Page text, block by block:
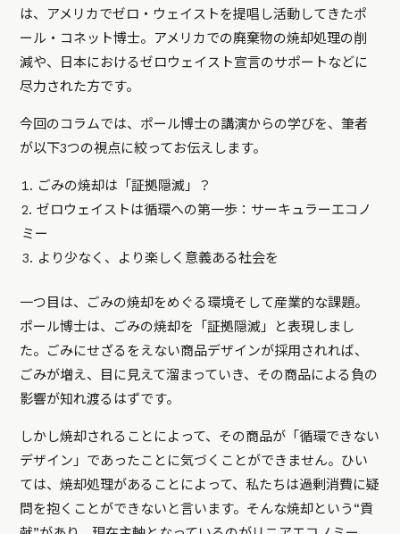
は、アメリカでゼロ・ウェイストを提唱し活動してきたポ
ール・コネット博士。アメリカでの廃棄物の焼却処理の削
減や、日本におけるゼロウェイスト宣言のサポートなどに
尽力された方です。
今回のコラムでは、ポール博士の講演からの学びを、筆者
が以下3つの視点に絞ってお伝えします。
ごみの焼却は「証拠隠滅」？
ゼロウェイストは循環への第一歩：サーキュラーエコノ
ミー
より少なく、より楽しく意義ある社会を
一つ目は、ごみの焼却をめぐる環境そして産業的な課題。
ポール博士は、ごみの焼却を「証拠隠滅」と表現しまし
た。ごみにせざるをえない商品デザインが採用されれば、
ごみが増え、目に見えて溜まっていき、その商品による負の
影響が知れ渡るはずです。
しかし焼却されることによって、その商品が「循環できない
デザイン」であったことに気づくことができません。ひい
ては、焼却処理があることによって、私たちは過剰消費に疑
問を抱くことができないと言います。そんな焼却という“貢